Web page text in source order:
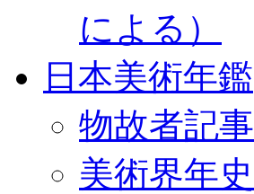
による）
日本美術年鑑
物故者記事
美術界年史